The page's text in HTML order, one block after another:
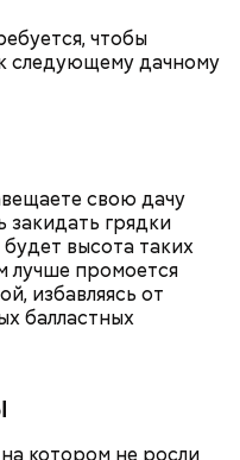
чтобы
следующему дачному
свою дачу
закидать грядки
высота таких
лучше промоется
избавляясь от
балластных
котором не росли